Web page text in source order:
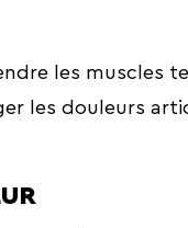
les
les douleurs